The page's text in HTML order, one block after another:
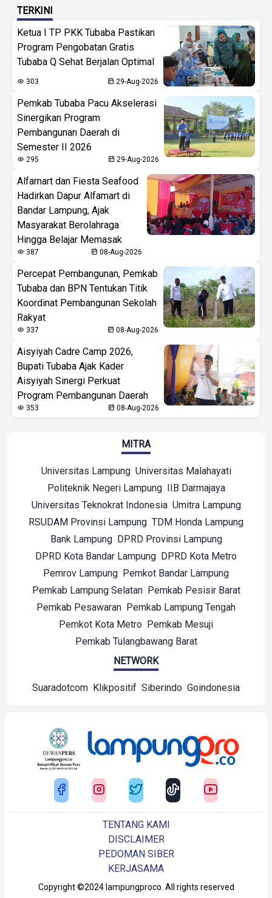
TERKINI
Ketua I TP PKK Tubaba Pastikan
Program Pengobatan Gratis
Tubaba Q Sehat Berjalan Optimal
303 29-Aug-2026
Pemkab Tubaba Pacu Akselerasi
Sinergikan Program
Pembangunan Daerah di
Semester II 2026
295 29-Aug-2026
Alfamart dan Fiesta Seafood
Hadirkan Dapur Alfamart di
Bandar Lampung, Ajak
Masyarakat Berolahraga
Hingga Belajar Memasak
387 08-Aug-2026
Percepat Pembangunan, Pemkab
Tubaba dan BPN Tentukan Titik
Koordinat Pembangunan Sekolah
Rakyat
337 08-Aug-2026
Aisyiyah Cadre Camp 2026,
Bupati Tubaba Ajak Kader
Aisyiyah Sinergi Perkuat
Program Pembangunan Daerah
353 08-Aug-2026
MITRA
Universitas Lampung Universitas Malahayati
Politeknik Negeri Lampung
IIB Darmajaya
Universitas Teknokrat Indonesia Umitra Lampung
RSUDAM Provinsi Lampung TDM Honda Lampung
Bank Lampung
DPRD Provinsi Lampung
DPRD Kota Bandar Lampung DPRD Kota Metro
Pemrov Lampung Pemkot Bandar Lampung
Pemkab Lampung Selatan
Pemkab Pesisir Barat
Pemkab Pesawaran Pemkab Lampung Tengah
Pemkot Kota Metro Pemkab Mesuji
Pemkab Tulangbawang Barat
NETWORK
Suaradotcom Klikpositif Siberindo Goindonesia
Copyright ©2024 lampungproco. All rights reserved
TENTANG KAMI
DISCLAIMER
PEDOMAN SIBER
KERJASAMA